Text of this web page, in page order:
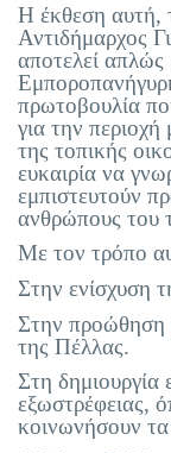
Η έκθεση αυτή,
Αντιδήμαρχος
αποτελεί απλώς
πρωτοβουλία
για την
της τοπικής
ευκαιρία να
εμπιστευτούν
ανθρώπους του
Με τον τρόπο
Στην ενίσχυση
Στην προώθηση
της Πέλλας.
Στη δημιουργία
εξωστρέφειας,
κοινωνήσουν τα